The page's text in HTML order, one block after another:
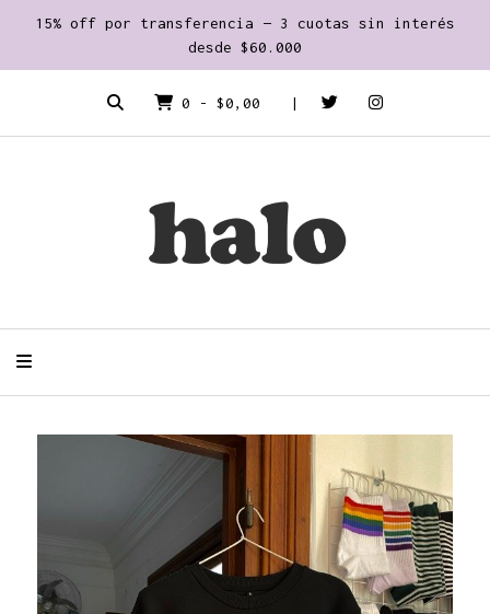
15% off por transferencia — 3 cuotas sin interés
desde $60.000
0 - $0,00